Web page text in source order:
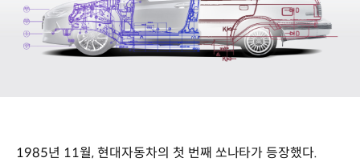
1985년 11월, 현대자동차의 첫 번째 쏘나타가 등장했다.